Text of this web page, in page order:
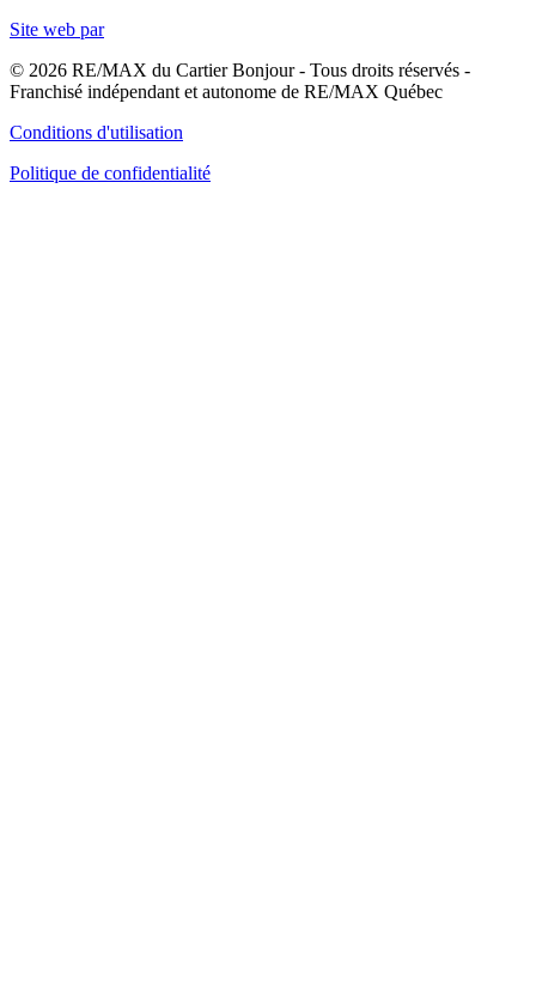
Site web par
© 2026 RE/MAX du Cartier Bonjour - Tous droits réservés -
Franchisé indépendant et autonome de RE/MAX Québec
Conditions d'utilisation
Politique de confidentialité